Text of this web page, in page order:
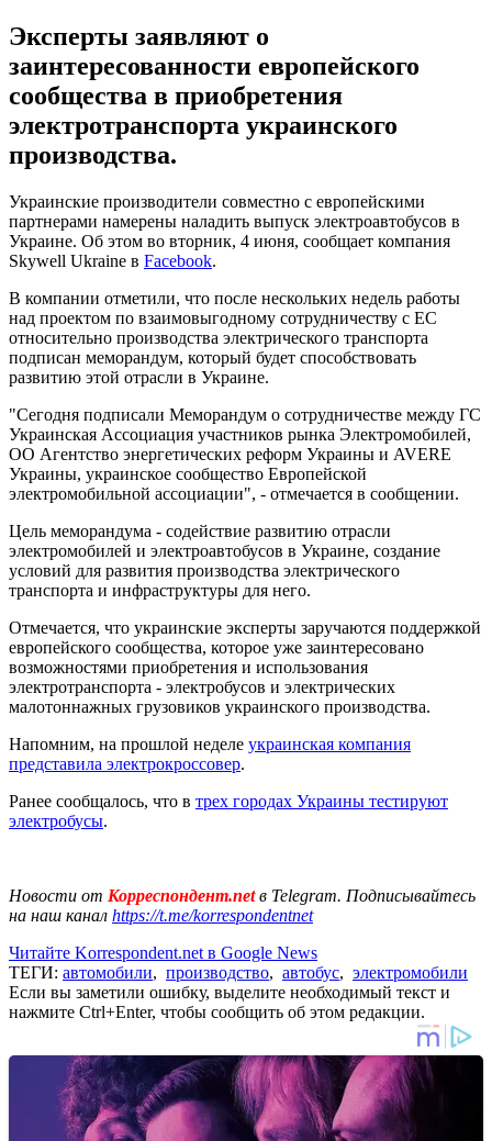
Эксперты заявляют о
заинтересованности европейского
сообщества в приобретения
электротранспорта украинского
производства.
Украинские производители совместно с европейскими
партнерами намерены наладить выпуск электроавтобусов в
Украине. Об этом во вторник, 4 июня, сообщает компания
Skywell Ukraine в Facebook.
В компании отметили, что после нескольких недель работы
над проектом по взаимовыгодному сотрудничеству с ЕС
относительно производства электрического транспорта
подписан меморандум, который будет способствовать
развитию этой отрасли в Украине.
"Сегодня подписали Меморандум о сотрудничестве между ГС
Украинская Ассоциация участников рынка Электромобилей,
ОО Агентство энергетических реформ Украины и AVERE
Украины, украинское сообщество Европейской
электромобильной ассоциации", - отмечается в сообщении.
Цель меморандума - содействие развитию отрасли
электромобилей и электроавтобусов в Украине, создание
условий для развития производства электрического
транспорта и инфраструктуры для него.
Отмечается, что украинские эксперты заручаются поддержкой
европейского сообщества, которое уже заинтересовано
возможностями приобретения и использования
электротранспорта - электробусов и электрических
малотоннажных грузовиков украинского производства.
Напомним, на прошлой неделе украинская компания
представила электрокроссовер.
Ранее сообщалось, что в трех городах Украины тестируют
электробусы.
Новости от Корреспондент.netв Telegram. Подписывайтесь
на наш канал https://t.me/korrespondentnet
Читайте Korrespondent.net в Google News
ТЕГИ: автомобили, производство, автобус, электромобили
Если вы заметили ошибку, выделите необходимый текст и
нажмите Ctrl+Enter, чтобы сообщить об этом редакции.